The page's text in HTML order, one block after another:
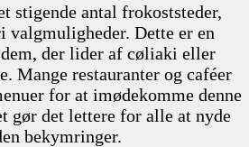
stigende antal frokoststeder,
Dette er en
der lider af cøliaki eller
Mange restauranter og caféer
for at imødekomme denne
gør det lettere for alle at nyde
bekymringer.